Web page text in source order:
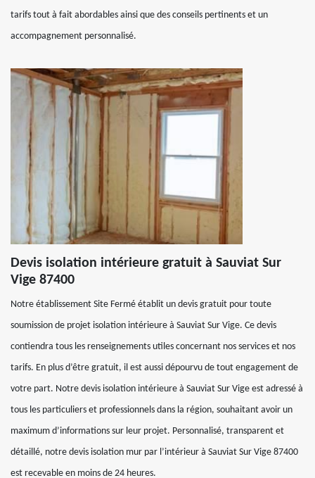
tarifs tout à fait abordables ainsi que des conseils pertinents et un
accompagnement personnalisé.
Devis isolation intérieure gratuit à Sauviat Sur
Vige 87400
Notre établissement Site Fermé établit un devis gratuit pour toute
soumission de projet isolation intérieure à Sauviat Sur Vige. Ce devis
contiendra tous les renseignements utiles concernant nos services et nos
tarifs. En plus d’être gratuit, il est aussi dépourvu de tout engagement de
votre part. Notre devis isolation intérieure à Sauviat Sur Vige est adressé à
tous les particuliers et professionnels dans la région, souhaitant avoir un
maximum d’informations sur leur projet. Personnalisé, transparent et
détaillé, notre devis isolation mur par l’intérieur à Sauviat Sur Vige 87400
est recevable en moins de 24 heures.